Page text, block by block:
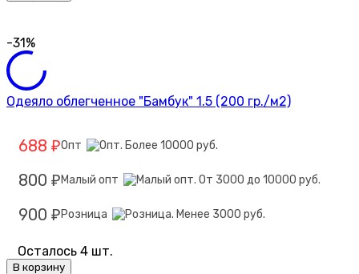
-31%
Одеяло облегченное "Бамбук" 1.5 (200 гр./м2)
688 ₽Опт
800 ₽ Малый опт
900 ₽ Розница
Осталось 4 шт.
В корзину